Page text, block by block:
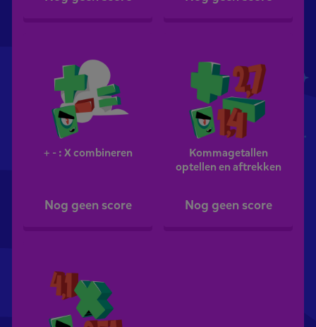
+ - : X combineren
Nog geen score
Kommagetallen
optellen en aftrekken
Nog geen score